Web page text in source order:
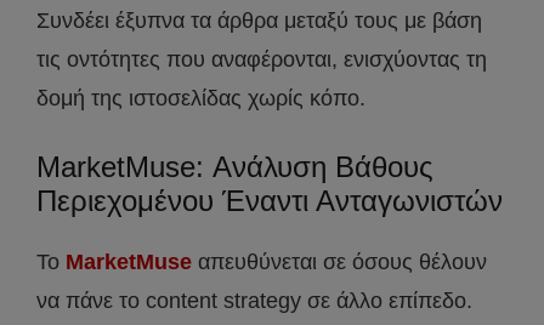
Συνδέει έξυπνα τα άρθρα μεταξύ τους με βάση
τις οντότητες που αναφέρονται, ενισχύοντας τη
δομή της ιστοσελίδας χωρίς κόπο.
MarketMuse: Ανάλυση Βάθους
Περιεχομένου Έναντι Ανταγωνιστών
Το MarketMuse απευθύνεται σε όσους θέλουν
να πάνε το content strategy σε άλλο επίπεδο.